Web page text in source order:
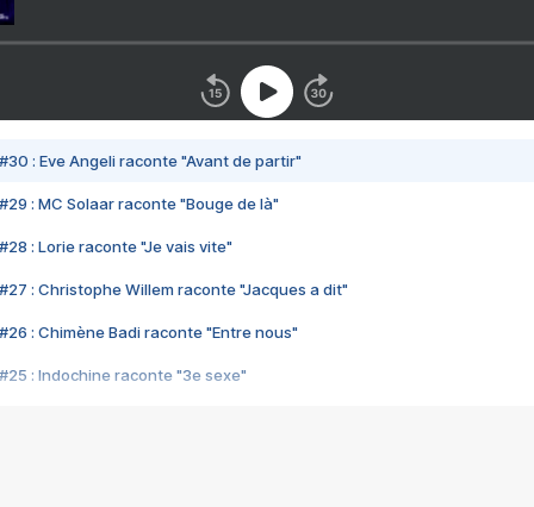
#30 : Eve Angeli raconte "Avant de partir"
#29 : MC Solaar raconte "Bouge de là"
#28 : Lorie raconte "Je vais vite"
#27 : Christophe Willem raconte "Jacques a dit"
#26 : Chimène Badi raconte "Entre nous"
#25 : Indochine raconte "3e sexe"